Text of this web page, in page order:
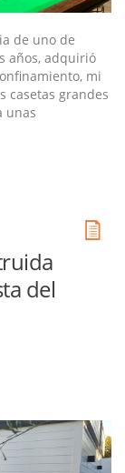
de uno de
años, adquirió
mi
casetas grandes
unas
del